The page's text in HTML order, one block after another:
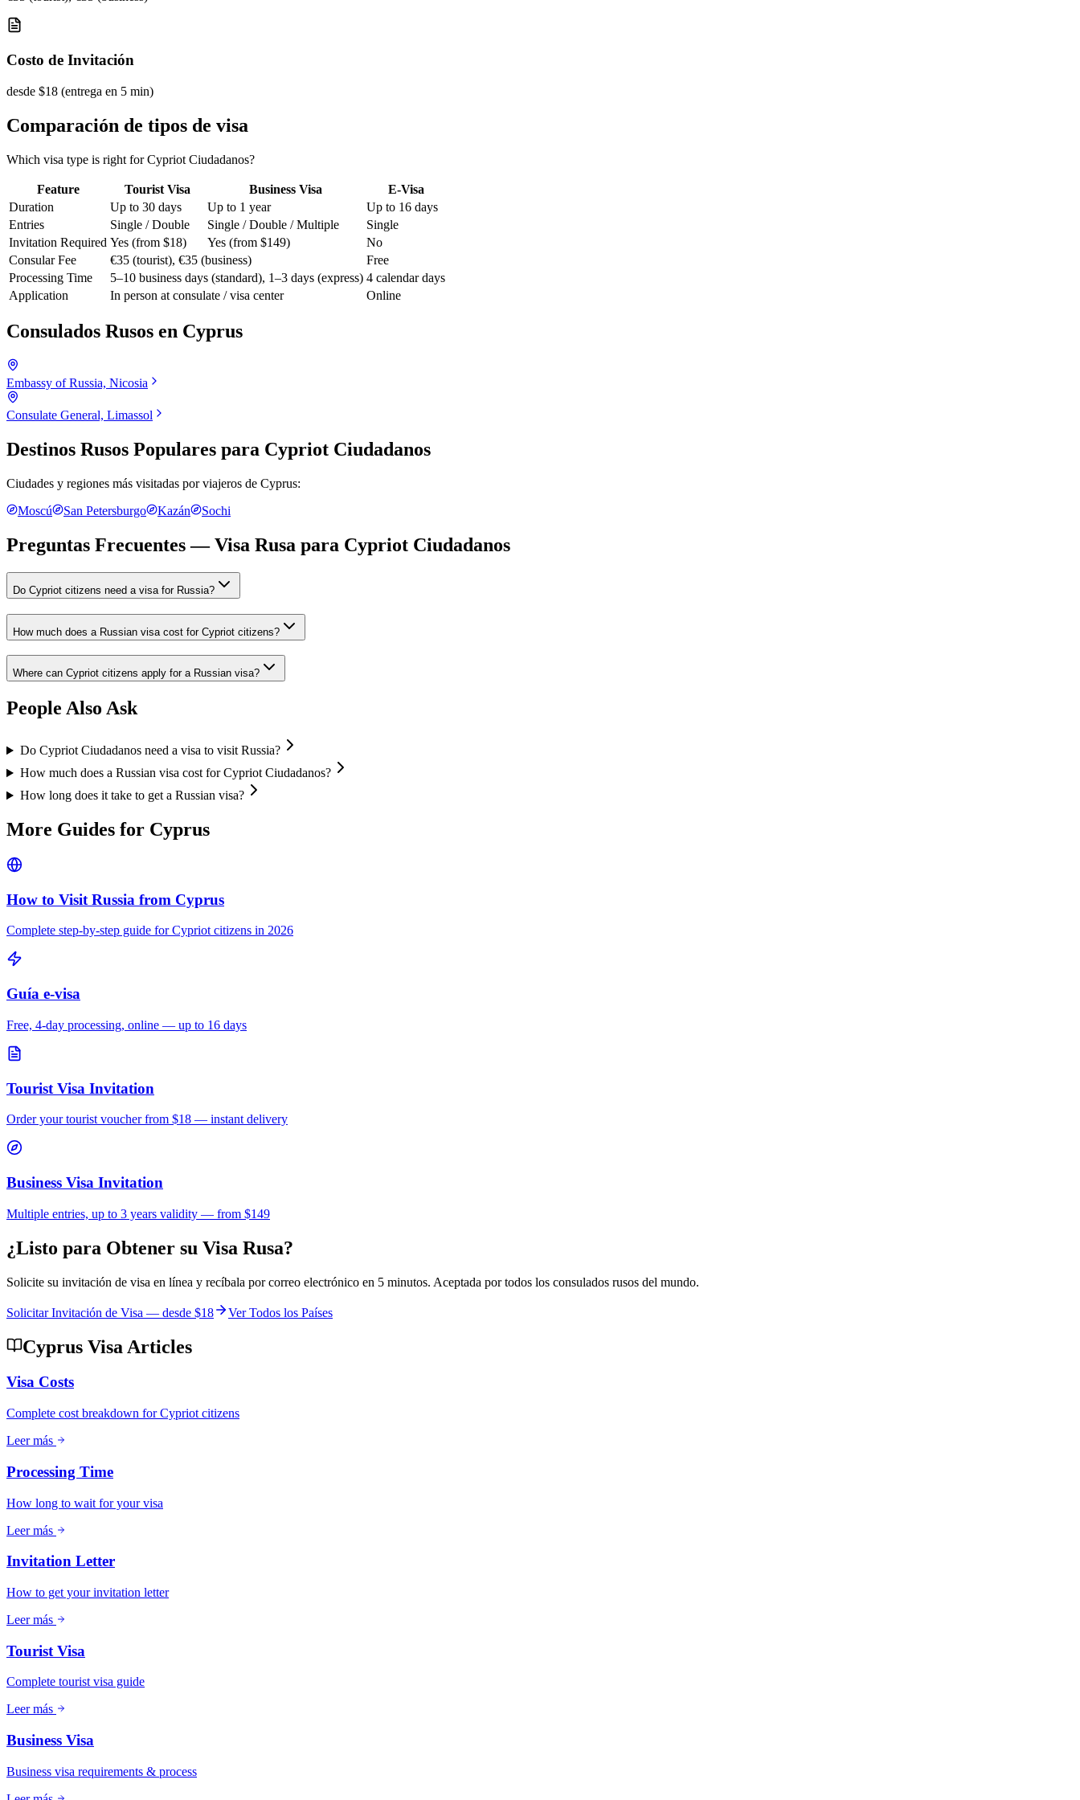
Costo de Invitación
desde $18 (entrega en 5 min)
Comparación de tipos de visa
Which visa type is right for Cypriot Ciudadanos?
Feature Tourist Visa Business Visa
E-Visa
Duration
Up to 30 days Up to 1 year
Up to 16 days
Entries
Single / Double Single / Double / Multiple
Single
Invitation Required Yes (from $18) Yes (from $149)
No
Consular Fee
€35 (tourist), €35 (business)
Free
Processing Time
5–10 business days (standard), 1–3 days (express) 4 calendar days
Application
In person at consulate / visa center Online
Consulados Rusos en Cyprus
Embassy of Russia, Nicosia
Consulate General, Limassol
Destinos Rusos Populares para Cypriot Ciudadanos
Ciudades y regiones más visitadas por viajeros de Cyprus:
Moscú
San Petersburgo Kazán Sochi
Preguntas Frecuentes — Visa Rusa para Cypriot Ciudadanos
Do Cypriot citizens need a visa for Russia?
How much does a Russian visa cost for Cypriot citizens?
Where can Cypriot citizens apply for a Russian visa?
People Also Ask
Do Cypriot Ciudadanos need a visa to visit Russia?
How much does a Russian visa cost for Cypriot Ciudadanos?
How long does it take to get a Russian visa?
More Guides for Cyprus
How to Visit Russia from Cyprus
Complete step-by-step guide forCypriotcitizens in 2026
Guía e-visa
Free, 4-day processing, online — up to 16 days
Tourist Visa Invitation
Order your tourist voucher from $18 — instant delivery
Business Visa Invitation
Multiple entries, up to 3 years validity — from $149
¿Listo para Obtener su Visa Rusa?
Solicite su invitación de visa en línea y recíbala por correo electrónico en 5 minutos. Aceptada por todos los consulados rusos del mundo.
Solicitar Invitación de Visa — desde $18 Ver Todos los Países
Cyprus Visa Articles
Visa Costs
Complete cost breakdown for Cypriot citizens
Leer más
Processing Time
How long to wait for your visa
Leer más
Invitation Letter
How to get your invitation letter
Leer más
Tourist Visa
Complete tourist visa guide
Leer más
Business Visa
Business visa requirements & process